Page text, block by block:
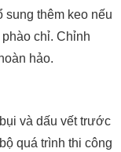
sung thêm keo nếu
chỉ. Chỉnh
hảo.
và dấu vết trước
quá trình thi công